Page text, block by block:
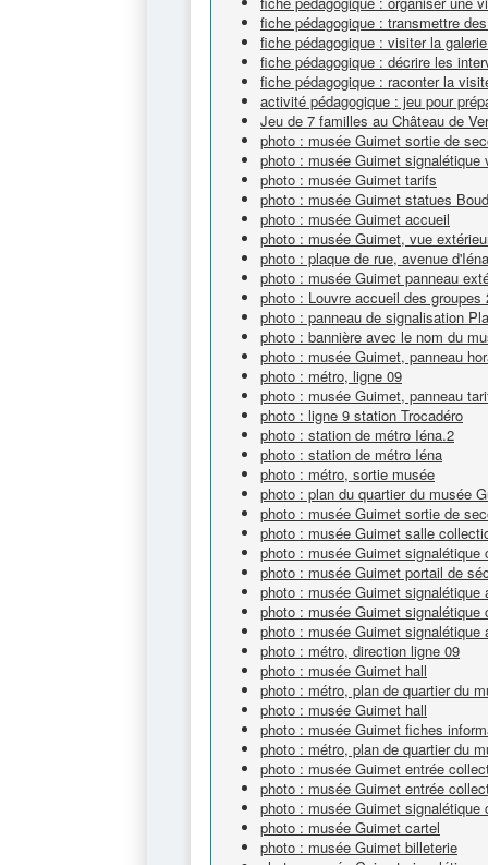
fiche pédagogique : transmettre
fiche pédagogique : visiter la
fiche pédagogique : décrire les
fiche pédagogique : raconter la
activité pédagogique : jeu pour
Jeu de 7 familles au Château de
photo : musée Guimet sortie de
photo : musée Guimet signalétique
photo : musée Guimet tarifs
photo : musée Guimet statues
photo : musée Guimet accueil
photo : musée Guimet, vue
photo : plaque de rue, avenue d'Iéna
photo : musée Guimet panneau
photo : Louvre accueil des groupes
photo : panneau de signalisation
photo : bannière avec le nom du
photo : musée Guimet, panneau
photo : métro, ligne 09
photo : musée Guimet, panneau
photo : ligne 9 station Trocadéro
photo : station de métro Iéna.2
photo : station de métro Iéna
photo : métro, sortie musée
photo : plan du quartier du musée
photo : musée Guimet sortie de
photo : musée Guimet salle
photo : musée Guimet signalétique
photo : musée Guimet portail de
photo : musée Guimet signalétique
photo : musée Guimet signalétique
photo : musée Guimet signalétique
photo : métro, direction ligne 09
photo : musée Guimet hall
photo : métro, plan de quartier du
photo : musée Guimet hall
photo : musée Guimet fiches
photo : métro, plan de quartier du
photo : musée Guimet entrée
photo : musée Guimet entrée
photo : musée Guimet signalétique
photo : musée Guimet cartel
photo : musée Guimet billeterie